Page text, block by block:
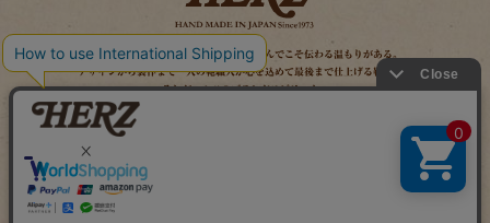
時を経てこそ解る味わいがある。使い込んでこそ伝わる温もりがある。
デザインから製作まで一人の鞄職人が心を込めて最後まで仕上げる鞄作り。
それがヘルツのブランドスピリット。
MAIL MAGAZINE
X（旧TWITTER）
YOUTUBE